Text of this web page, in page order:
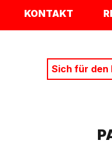
KONTAKT
Sich für den